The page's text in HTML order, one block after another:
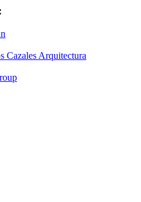
Cazales Arquitectura